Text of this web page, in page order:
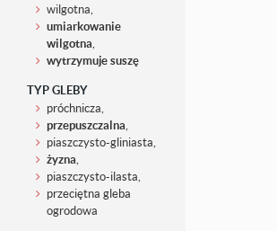
wilgotna,
umiarkowanie
wilgotna
wytrzymuje suszę
TYP GLEBY
próchnicza,
przepuszczalna
piaszczysto-gliniasta,
żyzna
piaszczysto-ilasta,
przeciętna gleba
ogrodowa